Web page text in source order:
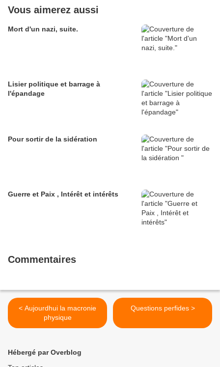
Vous aimerez aussi
Mort d'un nazi, suite.
Lisier politique et barrage à
l'épandage
Pour sortir de la sidération
Guerre et Paix , Intérêt et intérêts
Commentaires
< Aujourdhui la macronie
physique
Questions perfides >
Hébergé par Overblog